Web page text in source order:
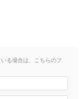
る場合は、こちらのフ